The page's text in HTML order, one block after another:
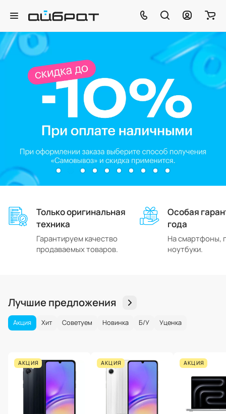
при оплате наличными
Скидка применяется автоматически при
оформлении заказа в корзине и выборе способа
получения «самовывоз» из любого
нашего магазина.
К покупкам
Только оригинальная
техника
Гарантируем качество
продаваемых товаров.
Особая
года
На смартфоны,
ноутбуки.
Лучшие предложения
Акция Хит Советуем Новинка Б/У Уценка
АКЦИЯ АКЦИЯ АКЦИЯ